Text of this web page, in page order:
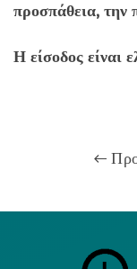
προσπάθεια, την
Η είσοδος είναι